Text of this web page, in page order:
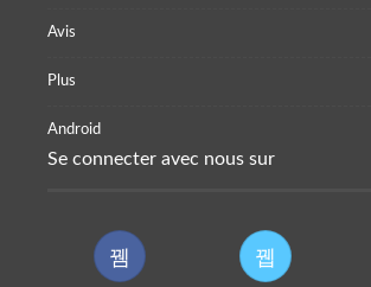
Avis
Plus
Android
Se connecter avec nous sur